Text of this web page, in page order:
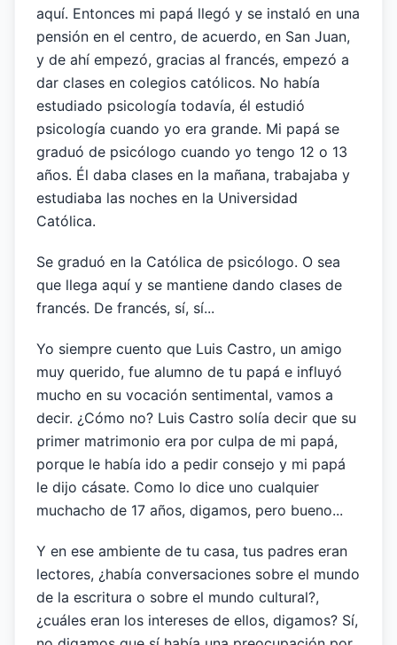
aquí. Entonces mi papá llegó y se instaló en una
pensión en el centro, de acuerdo, en San Juan,
y de ahí empezó, gracias al francés, empezó a
dar clases en colegios católicos. No había
estudiado psicología todavía, él estudió
psicología cuando yo era grande. Mi papá se
graduó de psicólogo cuando yo tengo 12 o 13
años. Él daba clases en la mañana, trabajaba y
estudiaba las noches en la Universidad
Católica.
Se graduó en la Católica de psicólogo. O sea
que llega aquí y se mantiene dando clases de
francés. De francés, sí, sí...
Yo siempre cuento que Luis Castro, un amigo
muy querido, fue alumno de tu papá e influyó
mucho en su vocación sentimental, vamos a
decir. ¿Cómo no? Luis Castro solía decir que su
primer matrimonio era por culpa de mi papá,
porque le había ido a pedir consejo y mi papá
le dijo cásate. Como lo dice uno cualquier
muchacho de 17 años, digamos, pero bueno...
Y en ese ambiente de tu casa, tus padres eran
lectores, ¿había conversaciones sobre el mundo
de la escritura o sobre el mundo cultural?,
¿cuáles eran los intereses de ellos, digamos? Sí,